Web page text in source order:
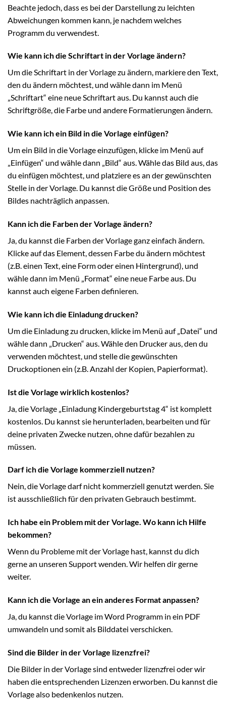
Beachte jedoch, dass es bei der Darstellung zu leichten
Abweichungen kommen kann, je nachdem welches
Programm du verwendest.
Wie kann ich die Schriftart in der Vorlage ändern?
Um die Schriftart in der Vorlage zu ändern, markiere den Text,
den du ändern möchtest, und wähle dann im Menü
„Schriftart“ eine neue Schriftart aus. Du kannst auch die
Schriftgröße, die Farbe und andere Formatierungen ändern.
Wie kann ich ein Bild in die Vorlage einfügen?
Um ein Bild in die Vorlage einzufügen, klicke im Menü auf
„Einfügen“ und wähle dann „Bild“ aus. Wähle das Bild aus, das
du einfügen möchtest, und platziere es an der gewünschten
Stelle in der Vorlage. Du kannst die Größe und Position des
Bildes nachträglich anpassen.
Kann ich die Farben der Vorlage ändern?
Ja, du kannst die Farben der Vorlage ganz einfach ändern.
Klicke auf das Element, dessen Farbe du ändern möchtest
(z.B. einen Text, eine Form oder einen Hintergrund), und
wähle dann im Menü „Format“ eine neue Farbe aus. Du
kannst auch eigene Farben definieren.
Wie kann ich die Einladung drucken?
Um die Einladung zu drucken, klicke im Menü auf „Datei“ und
wähle dann „Drucken“ aus. Wähle den Drucker aus, den du
verwenden möchtest, und stelle die gewünschten
Druckoptionen ein (z.B. Anzahl der Kopien, Papierformat).
Ist die Vorlage wirklich kostenlos?
Ja, die Vorlage „Einladung Kindergeburtstag 4“ ist komplett
kostenlos. Du kannst sie herunterladen, bearbeiten und für
deine privaten Zwecke nutzen, ohne dafür bezahlen zu
müssen.
Darf ich die Vorlage kommerziell nutzen?
Nein, die Vorlage darf nicht kommerziell genutzt werden. Sie
ist ausschließlich für den privaten Gebrauch bestimmt.
Ich habe ein Problem mit der Vorlage. Wo kann ich Hilfe
bekommen?
Wenn du Probleme mit der Vorlage hast, kannst du dich
gerne an unseren Support wenden. Wir helfen dir gerne
weiter.
Kann ich die Vorlage an ein anderes Format anpassen?
Ja, du kannst die Vorlage im Word Programm in ein PDF
umwandeln und somit als Bilddatei verschicken.
Sind die Bilder in der Vorlage lizenzfrei?
Die Bilder in der Vorlage sind entweder lizenzfrei oder wir
haben die entsprechenden Lizenzen erworben. Du kannst die
Vorlage also bedenkenlos nutzen.